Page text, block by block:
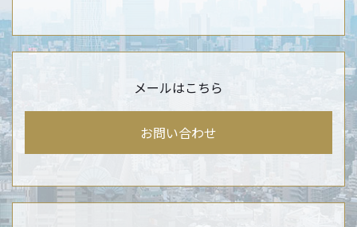
メールはこちら
お問い合わせ